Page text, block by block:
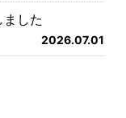
した
2026.07.01